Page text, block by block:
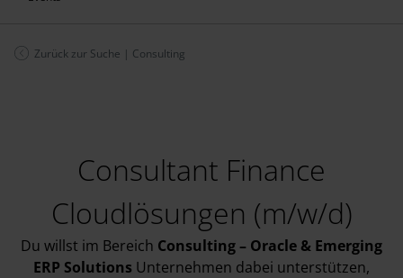
Zurück zur Suche | Consulting
Consultant Finance
Cloudlösungen (m/w/d)
Du willst im Bereich Consulting – Oracle & Emerging
ERP Solutions Unternehmen dabei unterstützen,